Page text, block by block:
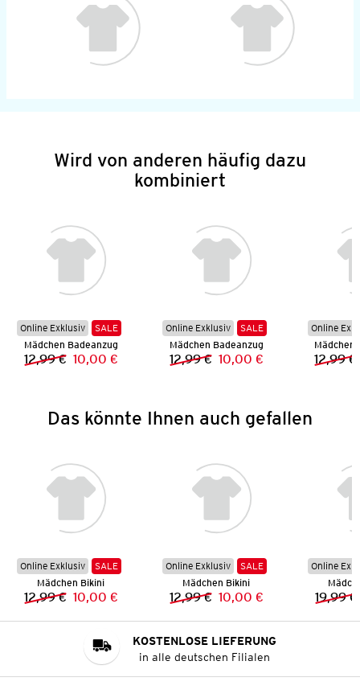
Wird von anderen häufig dazu
kombiniert
Online Exklusiv
SALE
Mädchen Badeanzug
Vorheriger Preis:
12,99 € Neuer Preis:
10,00 €
Online Exklusiv
SALE
Mädchen Badeanzug
Vorheriger Preis:
12,99 € Neuer Preis:
10,00 €
Online
Mädchen
12,99 €
Das könnte Ihnen auch gefallen
Online Exklusiv
SALE
Mädchen Bikini
Vorheriger Preis:
12,99 € Neuer Preis:
10,00 €
Online Exklusiv
SALE
Mädchen Bikini
Vorheriger Preis:
12,99 € Neuer Preis:
10,00 €
Online
19,99 €
KOSTENLOSE LIEFERUNG
in alle deutschen Filialen